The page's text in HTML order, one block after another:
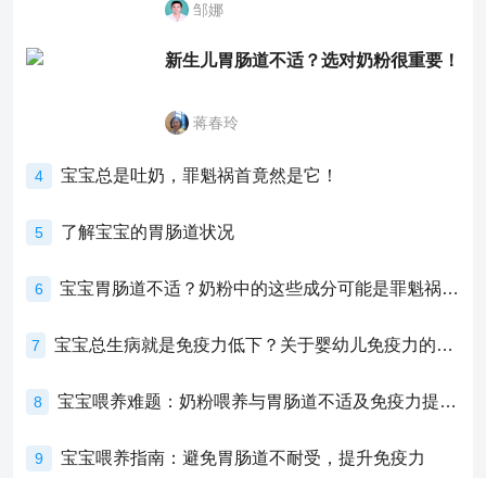
邹娜
新生儿胃肠道不适？选对奶粉很重要！
蒋春玲
4 宝宝总是吐奶，罪魁祸首竟然是它！
5 了解宝宝的胃肠道状况
6 宝宝胃肠道不适？奶粉中的这些成分可能是罪魁祸首！
7 宝宝总生病就是免疫力低下？关于婴幼儿免疫力的真相，家长必须了解！
8 宝宝喂养难题：奶粉喂养与胃肠道不适及免疫力提升的奥秘
9 宝宝喂养指南：避免胃肠道不耐受，提升免疫力